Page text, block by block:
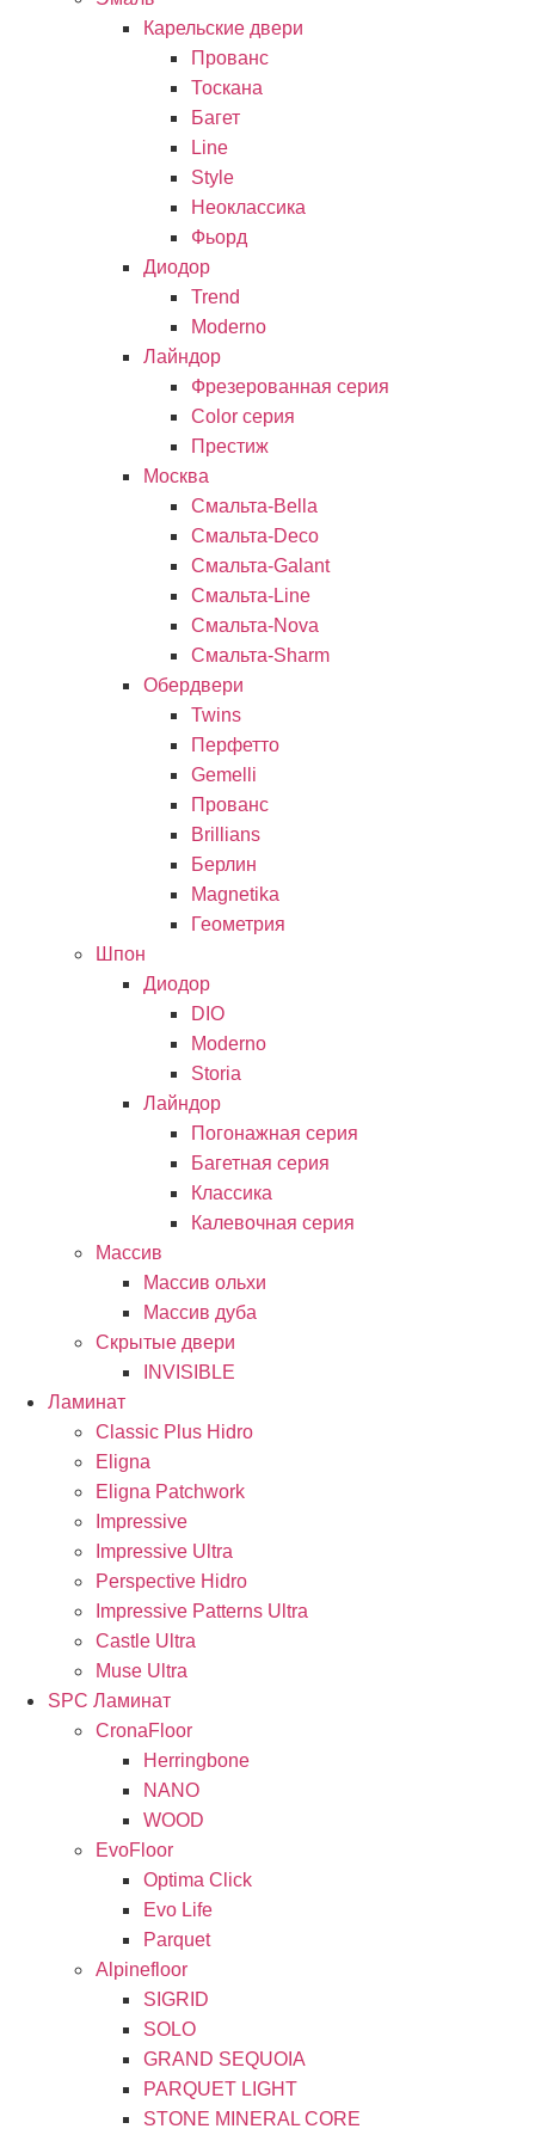
Карельские двери
Прованc
Тоскана
Багет
Line
Style
Неоклассика
Фьорд
Диодор
Trend
Moderno
Лайндор
Фрезерованная серия
Color серия
Престиж
Москва
Смальта-Bella
Смальта-Deco
Смальта-Galant
Смальта-Line
Смальта-Nova
Смальта-Sharm
Обердвери
Twins
Перфетто
Gemelli
Прованс
Brillians
Берлин
Magnetika
Геометрия
Шпон
Диодор
DIO
Moderno
Storia
Лайндор
Погонажная серия
Багетная серия
Классика
Калевочная серия
Массив
Массив ольхи
Массив дуба
Скрытые двери
INVISIBLE
Ламинат
Classic Plus Hidro
Eligna
Eligna Patchwork
Impressive
Impressive Ultra
Perspective Hidro
Impressive Patterns Ultra
Castle Ultra
Muse Ultra
SPC Ламинат
CronaFloor
Herringbone
NANO
WOOD
EvoFloor
Optima Click
Evo Life
Parquet
Alpinefloor
SIGRID
SOLO
GRAND SEQUOIA
PARQUET LIGHT
STONE MINERAL CORE